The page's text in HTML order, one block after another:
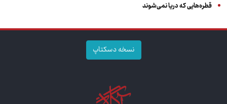
قطره‌هایی که دریا نمی‌شوند
نسخه دسکتاپ